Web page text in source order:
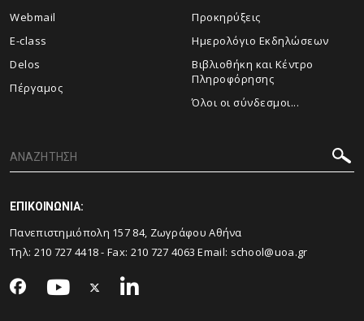
Webmail
E-class
Delos
Πέργαμος
Προκηρύξεις
Ημερολόγιο Εκδηλώσεων
Βιβλιοθήκη και Κέντρο
Πληροφόρησης
Όλοι οι σύνδεσμοι...
ΕΠΙΚΟΙΝΩΝΙΑ:
Πανεπιστημιόπολη 157 84, Ζωγράφου Αθήνα
Τηλ: 210 727 4418- Fax: 210 727 4063 Email: school@uoa.gr